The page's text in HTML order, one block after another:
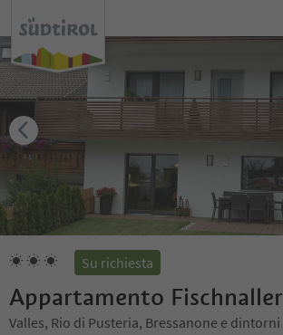
Su richiesta
Appartamento Fischnaller
Valles, Rio di Pusteria, Bressanone e dintorni